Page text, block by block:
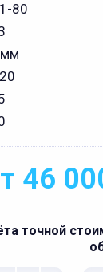
80
46
точной